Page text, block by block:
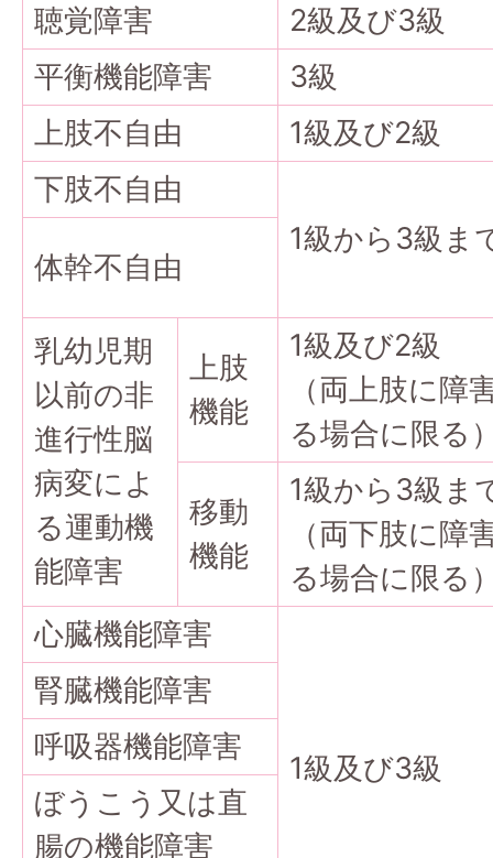
聴覚障害
2級及び3級
平衡機能障害
3級
上肢不自由
1級及び2級
下肢不自由
1級から3級ま
体幹不自由
乳幼児期
以前の非
進行性脳
病変によ
る運動機
能障害
上肢
機能
1級及び2級
（両上肢に障
る場合に限る
移動
機能
1級から3級ま
（両下肢に障
る場合に限る
心臓機能障害
1級及び3級
腎臓機能障害
呼吸器機能障害
ぼうこう又は直
腸の機能障害